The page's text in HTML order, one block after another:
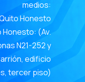
medios:
Honesto
Honesto: (Av.
N21-252 y
edificio
tercer piso)